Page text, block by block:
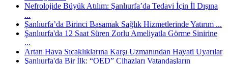
Nefrolojide Büyük Atılım: Şanlıurfa’da Tedavi İçin İl Dışına
...
Şanlıurfa’da Birinci Basamak Sağlık Hizmetlerinde Yatırım ...
Şanlıurfa'da 12 Saat Süren Zorlu Ameliyatla Görme Sinirine
...
Artan Hava Sıcaklıklarına Karşı Uzmanından Hayati Uyarılar
Şanlıurfa'da Bir İlk: “OED” Cihazları Vatandaşların